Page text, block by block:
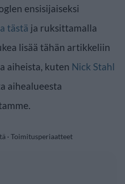
ensisijaiseksi
tästä ja ruksittamalla
lisää tähän artikkeliin
aiheista, kuten Nick Stahl
aihealueesta
· Toimitusperiaatteet